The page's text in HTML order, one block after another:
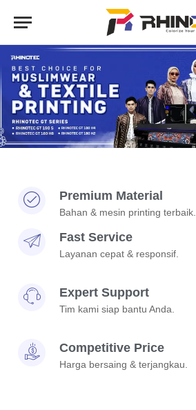
Premium Material
Bahan & mesin printing terbaik.
Fast Service
Layanan cepat & responsif.
Expert Support
Tim kami siap bantu Anda.
Competitive Price
Harga bersaing & terjangkau.